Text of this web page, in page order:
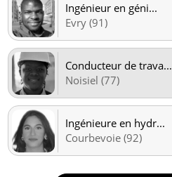
Ingénieur en géni...
Evry (91)
Conducteur de trava...
Noisiel (77)
Ingénieure en hydr...
Courbevoie (92)